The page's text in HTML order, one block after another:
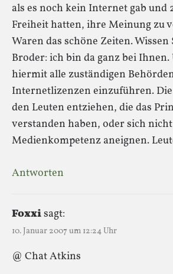
als es noch kein Internet gab und
Freiheit hatten, ihre Meinung zu
Waren das schöne Zeiten. Wissen
Broder: ich bin da ganz bei
hiermit alle zuständigen
Internetlizenzen einzuführen.
den Leuten entziehen, die das
verstanden haben, oder sich
Medienkompetenz aneignen.
Antworten
Foxxisagt:
10. Januar 2007 um 12:24 Uhr
@ Chat Atkins